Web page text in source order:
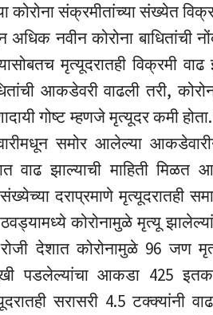
कोरोना संक्रमीतांच्या संख्येत
नवीन कोरोना बाधितांची
मृत्यूदरातही विक्रमी
आकडेवरी वाढली तरी,
गोष्ट म्हणजे मृत्यूदर कमी
समोर आलेल्या
वाढ झाल्याची माहिती मिळत
संख्येच्या दराप्रमाणे मृत्यूदरातही
कोरोनामुळे मृत्यू
देशात कोरोनामुळे 96 जण
पडलेल्यांचा आकडा 425
सरासरी 4.5 टक्क्यांनी